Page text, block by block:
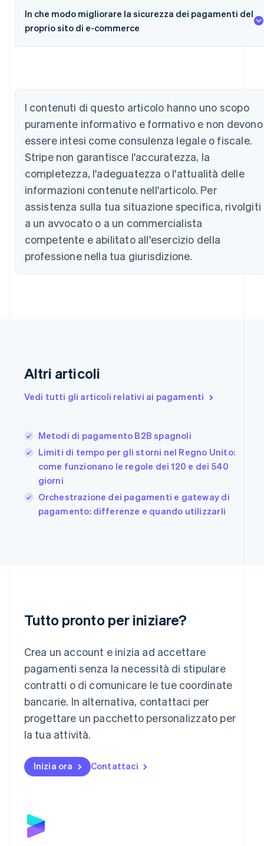
In che modo migliorare la sicurezza dei pagamenti del
proprio sito di e-commerce
I contenuti di questo articolo hanno uno scopo
puramente informativo e formativo e non devono
essere intesi come consulenza legale o fiscale.
Stripe non garantisce l'accuratezza, la
completezza, l'adeguatezza o l'attualità delle
informazioni contenute nell'articolo. Per
assistenza sulla tua situazione specifica, rivolgiti
a un avvocato o a un commercialista
competente e abilitato all'esercizio della
professione nella tua giurisdizione.
Altri articoli
Vedi tutti gli articoli relativi ai pagamenti
Metodi di pagamento B2B spagnoli
Limiti di tempo per gli storni nel Regno Unito:
come funzionano le regole dei 120 e dei 540
giorni
Orchestrazione dei pagamenti e gateway di
pagamento: differenze e quando utilizzarli
Tutto pronto per iniziare?
Crea un account e inizia ad accettare
pagamenti senza la necessità di stipulare
contratti o di comunicare le tue coordinate
bancarie. In alternativa, contattaci per
progettare un pacchetto personalizzato per
la tua attività.
Inizia ora Contattaci
DeutschEnglish
Belgio
Brasile
Português English
Bulgaria
English
Canada
EnglishFrançais
简体中文English
Cipro
English
Croazia
EnglishItaliano
EnglishSvenska
FrançaisEnglish
Giappone
Gibilterra
English
Grecia
English
India
English
Lituania
Lussemburgo
Malaysia
English简体中文
Malta
Messico
EspañolEnglish
English
Nuova Zelanda
English